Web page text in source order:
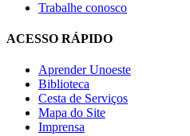
Trabalhe conosco
ACESSO RÁPIDO
Aprender Unoeste
Biblioteca
Cesta de Serviços
Mapa do Site
Imprensa